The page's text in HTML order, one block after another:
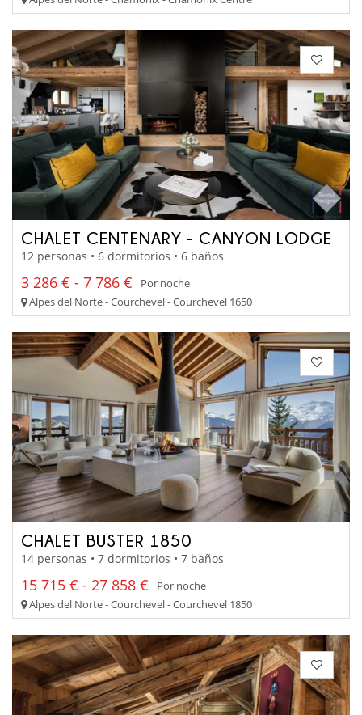
CHALET CENTENARY - CANYON LODGE
12 personas • 6 dormitorios • 6 baños
3 286 € - 7 786 €
Por noche
Alpes del Norte - Courchevel - Courchevel 1650
CHALET BUSTER 1850
14 personas • 7 dormitorios • 7 baños
15 715 € - 27 858 €
Por noche
Alpes del Norte - Courchevel - Courchevel 1850